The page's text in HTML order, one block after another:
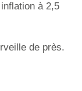
à 2,5
de près.